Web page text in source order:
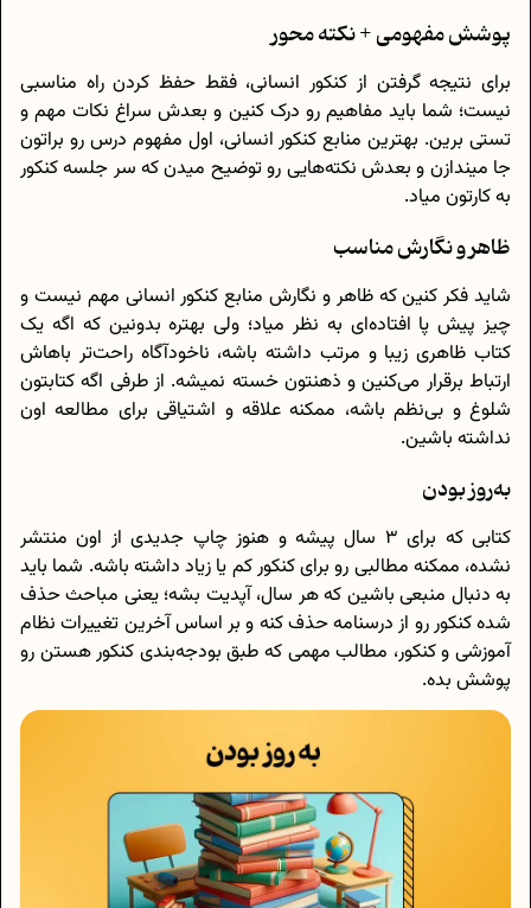
پوشش مفهومی + نکته محور
برای نتیجه گرفتن از کنکور انسانی، فقط حفظ کردن راه مناسبی
نیست؛ شما باید مفاهیم رو درک کنین و بعدش سراغ نکات مهم و
تستی برین. بهترین منابع کنکور انسانی، اول مفهوم درس رو براتون
جا میندازن و بعدش نکته‌هایی رو توضیح میدن که سر جلسه کنکور
به کارتون میاد.
ظاهر و نگارش مناسب
شاید فکر کنین که ظاهر و نگارش منابع کنکور انسانی مهم نیست و
چیز پیش پا افتاده‌ای به نظر میاد؛ ولی بهتره بدونین که اگه یک
کتاب ظاهری زیبا و مرتب داشته باشه، ناخودآگاه راحت‌تر باهاش
ارتباط برقرار می‌کنین و ذهنتون خسته نمیشه. از طرفی اگه کتابتون
شلوغ و بی‌نظم باشه، ممکنه علاقه و اشتیاقی برای مطالعه اون
نداشته باشین.
به‌روز بودن
کتابی که برای 3 سال پیشه و هنوز چاپ جدیدی از اون منتشر
نشده، ممکنه مطالبی رو برای کنکور کم یا زیاد داشته باشه. شما باید
به دنبال منبعی باشین که هر سال، آپدیت بشه؛ یعنی مباحث حذف
شده کنکور رو از درسنامه حذف کنه و بر اساس آخرین تغییرات نظام
آموزشی و کنکور، مطالب مهمی که طبق بودجه‌بندی کنکور هستن رو
پوشش بده.